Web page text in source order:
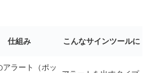
仕組み こんなサインツールに
アラート（ポッ